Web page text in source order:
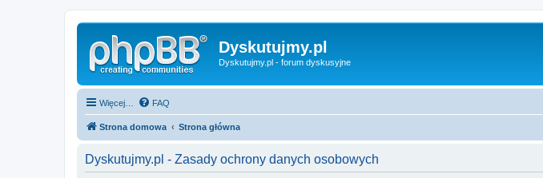
Dyskutujmy.pl
Dyskutujmy.pl - forum dyskusyjne
Więcej… FAQ
Strona domowa Strona główna
Dyskutujmy.pl - Zasady ochrony danych osobowych